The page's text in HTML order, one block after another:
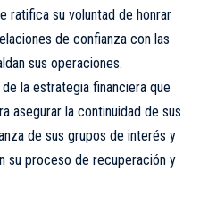
ratifica su voluntad de honrar
de confianza con las
sus operaciones.
la estrategia financiera que
asegurar la continuidad de sus
de sus grupos de interés y
su proceso de recuperación y